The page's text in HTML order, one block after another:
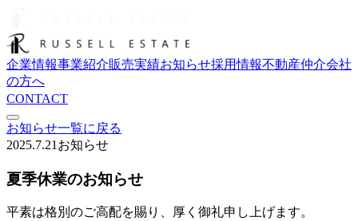
企業情報事業紹介販売実績お知らせ採用情報不動産仲介会社
の方へ
CONTACT
お知らせ一覧に戻る
2025.7.21 お知らせ
夏季休業のお知らせ
平素は格別のご高配を賜り、厚く御礼申し上げます。